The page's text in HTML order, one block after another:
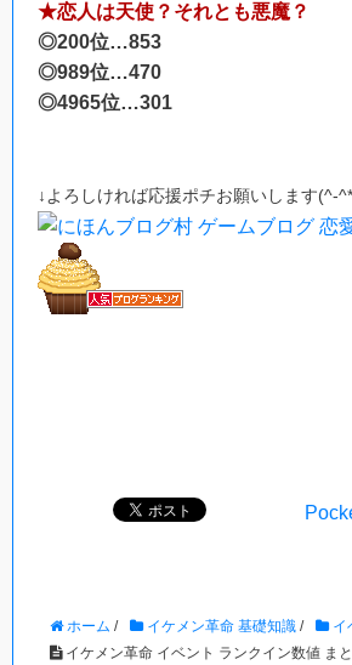
★恋人は天使？それとも悪魔？
◎200位…853
◎989位…470
◎4965位…301
↓よろしければ応援ポチお願いします(^-
ホーム / イケメン革命 基礎知識 / イ
イケメン革命 イベント ランクイン数値 ま